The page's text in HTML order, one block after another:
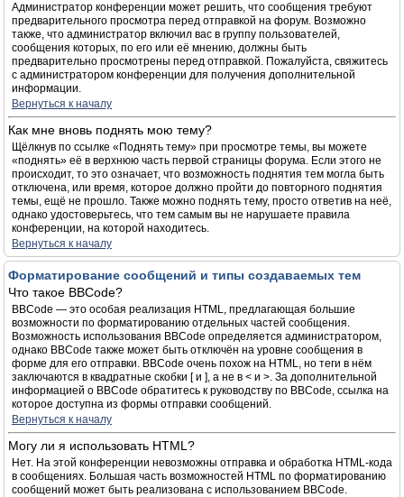
Администратор конференции может решить, что сообщения требуют
предварительного просмотра перед отправкой на форум. Возможно
также, что администратор включил вас в группу пользователей,
сообщения которых, по его или её мнению, должны быть
предварительно просмотрены перед отправкой. Пожалуйста, свяжитесь
с администратором конференции для получения дополнительной
информации.
Вернуться к началу
Как мне вновь поднять мою тему?
Щёлкнув по ссылке «Поднять тему» при просмотре темы, вы можете
«поднять» её в верхнюю часть первой страницы форума. Если этого не
происходит, то это означает, что возможность поднятия тем могла быть
отключена, или время, которое должно пройти до повторного поднятия
темы, ещё не прошло. Также можно поднять тему, просто ответив на неё,
однако удостоверьтесь, что тем самым вы не нарушаете правила
конференции, на которой находитесь.
Вернуться к началу
Форматирование сообщений и типы создаваемых тем
Что такое BBCode?
BBCode — это особая реализация HTML, предлагающая большие
возможности по форматированию отдельных частей сообщения.
Возможность использования BBCode определяется администратором,
однако BBCode также может быть отключён на уровне сообщения в
форме для его отправки. BBCode очень похож на HTML, но теги в нём
заключаются в квадратные скобки [ и ], а не в < и >. За дополнительной
информацией о BBCode обратитесь к руководству по BBCode, ссылка на
которое доступна из формы отправки сообщений.
Вернуться к началу
Могу ли я использовать HTML?
Нет. На этой конференции невозможны отправка и обработка HTML-кода
в сообщениях. Большая часть возможностей HTML по форматированию
сообщений может быть реализована с использованием BBCode.